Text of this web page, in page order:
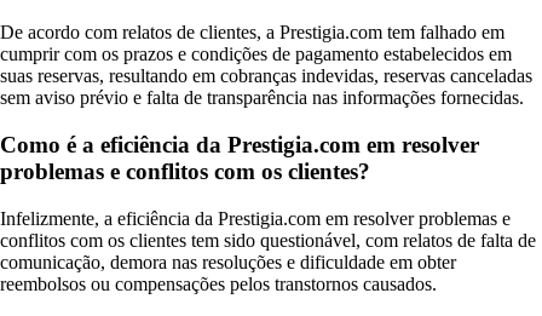
De acordo com relatos de clientes, a Prestigia.com tem falhado em
cumprir com os prazos e condições de pagamento estabelecidos em
suas reservas, resultando em cobranças indevidas, reservas canceladas
sem aviso prévio e falta de transparência nas informações fornecidas.
Como é a eficiência da Prestigia.com em resolver
problemas e conflitos com os clientes?
Infelizmente, a eficiência da Prestigia.com em resolver problemas e
conflitos com os clientes tem sido questionável, com relatos de falta de
comunicação, demora nas resoluções e dificuldade em obter
reembolsos ou compensações pelos transtornos causados.